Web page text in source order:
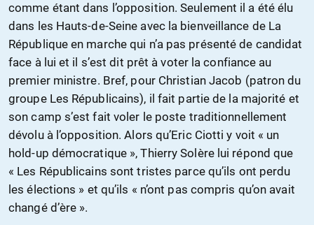
comme étant dans l’opposition. Seulement il a été élu
dans les Hauts-de-Seine avec la bienveillance de La
République en marche qui n’a pas présenté de candidat
face à lui et il s’est dit prêt à voter la confiance au
premier ministre. Bref, pour Christian Jacob (patron du
groupe Les Républicains), il fait partie de la majorité et
son camp s’est fait voler le poste traditionnellement
dévolu à l’opposition. Alors qu’Eric Ciotti y voit « un
hold-up démocratique », Thierry Solère lui répond que
« Les Républicains sont tristes parce qu’ils ont perdu
les élections » et qu’ils « n’ont pas compris qu’on avait
changé d’ère ».